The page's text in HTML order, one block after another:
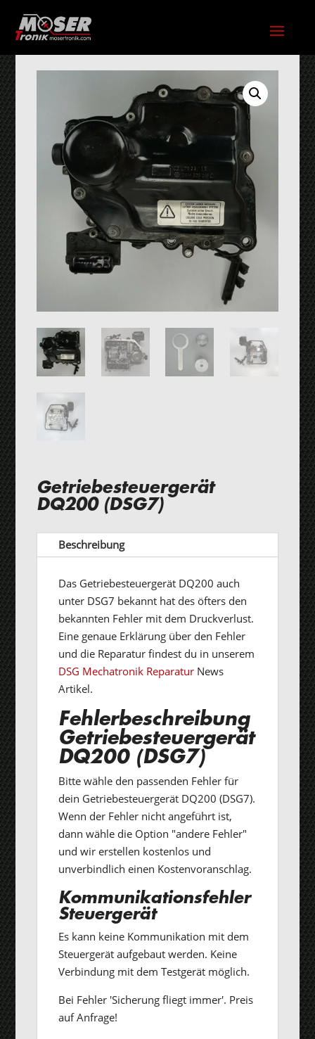
Getriebesteuergerät
DQ200 (DSG7)
Beschreibung
Das Getriebesteuergerät DQ200 auch
unter DSG7 bekannt hat des öfters den
bekannten Fehler mit dem Druckverlust.
Eine genaue Erklärung über den Fehler
und die Reparatur findest du in unserem
DSG Mechatronik Reparatur News
Artikel.
Fehlerbeschreibung
Getriebesteuergerät
DQ200 (DSG7)
Bitte wähle den passenden Fehler für
dein Getriebesteuergerät DQ200 (DSG7).
Wenn der Fehler nicht angeführt ist,
dann wähle die Option "andere Fehler"
und wir erstellen kostenlos und
unverbindlich einen Kostenvoranschlag.
Kommunikationsfehler
Steuergerät
Es kann keine Kommunikation mit dem
Steuergerät aufgebaut werden. Keine
Verbindung mit dem Testgerät möglich.
Bei Fehler 'Sicherung fliegt immer'. Preis
auf Anfrage!